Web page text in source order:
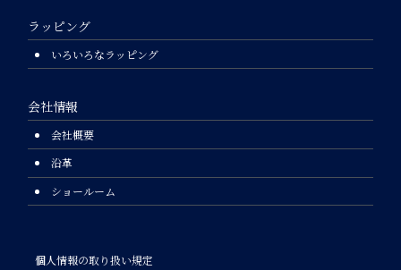
ラッピング
いろいろなラッピング
会社情報
会社概要
沿革
ショールーム
個人情報の取り扱い規定